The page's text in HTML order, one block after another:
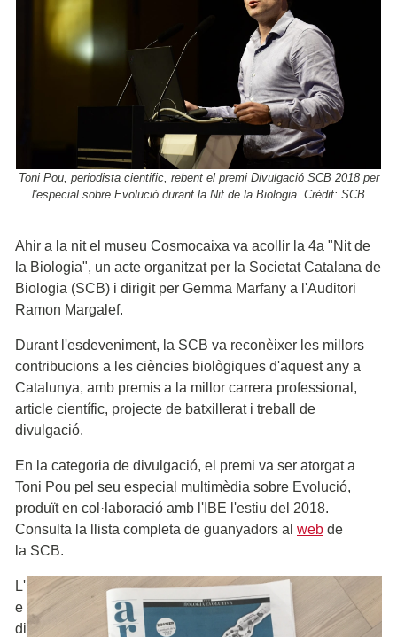
Toni Pou, periodista cientific, rebent el premi Divulgació SCB 2018 per
l'especial sobre Evolució durant la Nit de la Biologia. Crèdit: SCB
Ahir a la nit el museu Cosmocaixa va acollir la 4a "Nit de
la Biologia", un acte organitzat per la Societat Catalana de
Biologia (SCB) i dirigit per Gemma Marfany a l'Auditori
Ramon Margalef.
Durant l'esdeveniment, la SCB va reconèixer les millors
contribucions a les ciències biològiques d'aquest any a
Catalunya, amb premis a la millor carrera professional,
article científic, projecte de batxillerat i treball de
divulgació.
En la categoria de divulgació, el premi va ser atorgat a
Toni Pou pel seu especial multimèdia sobre Evolució,
produït en col·laboració amb l'IBE l'estiu del 2018.
Consulta la llista completa de guanyadors al web de
la SCB.
L'
e
di